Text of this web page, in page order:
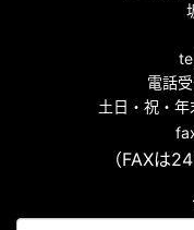
電話
土日・祝・
（FAXは